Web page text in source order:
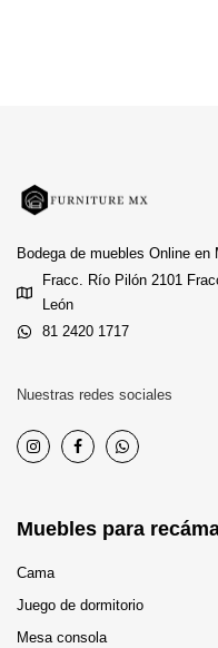
Bodega de muebles Online en
Fracc. Río Pilón 2101
León
81 2420 1717
Nuestras redes sociales
Muebles para
Cama
Juego de dormitorio
Mesa consola